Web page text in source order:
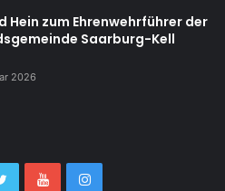
Hein zum Ehrenwehrführer der
Saarburg-Kell
2026